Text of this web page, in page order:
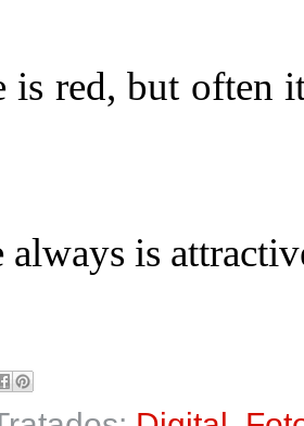
is red, but often
is